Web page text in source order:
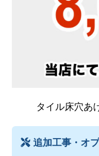
タイル床穴あ
追加工事・オ